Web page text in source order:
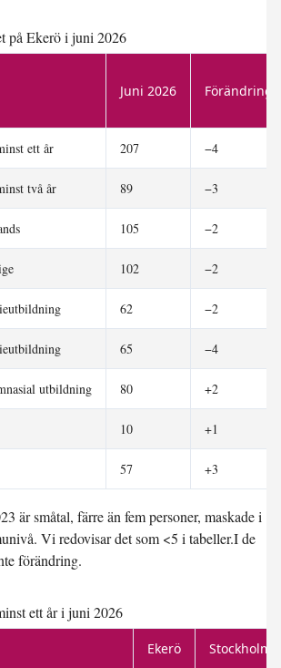
på Ekerö i juni 2026
Juni 2026 Förändring
ett år 207 −4
två år 89 −3
105 −2
102 −2
62 −2
65 −4
utbildning 80 +2
10 +1
57 +3
är småtal, färre än fem personer, maskade i
Vi redovisar det som <5 i tabeller.I de
förändring.
ett år i juni 2026
Ekerö